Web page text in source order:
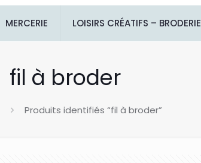
MERCERIE LOISIRS CRÉATIFS – BRODERIE
fil à broder
Produits identifiés “fil à broder”